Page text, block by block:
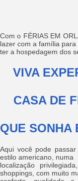
Com o FÉRIAS EM
lazer com a família para
ter a hospedagem dos
VIVA
CASA DE
QUE SONHA
Aqui você pode
estilo americano, numa
localização
shoppings, com muito